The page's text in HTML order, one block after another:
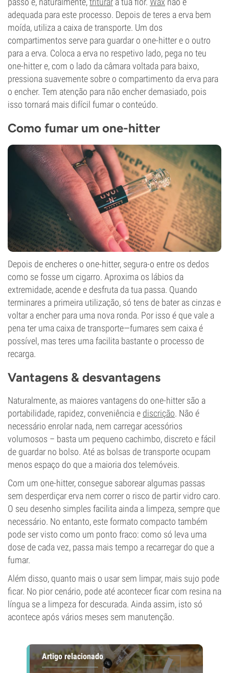
adequada para este processo. Depois de teres a erva bem
moída, utiliza a caixa de transporte. Um dos
compartimentos serve para guardar o one-hitter e o outro
para a erva. Coloca a erva no respetivo lado, pega no teu
one-hitter e, com o lado da câmara voltada para baixo,
pressiona suavemente sobre o compartimento da erva para
o encher. Tem atenção para não encher demasiado, pois
isso tornará mais difícil fumar o conteúdo.
Como fumar um one-hitter
Depois de encheres o one-hitter, segura-o entre os dedos
como se fosse um cigarro. Aproxima os lábios da
extremidade, acende e desfruta da tua passa. Quando
terminares a primeira utilização, só tens de bater as cinzas e
voltar a encher para uma nova ronda. Por isso é que vale a
pena ter uma caixa de transporte—fumares sem caixa é
possível, mas teres uma facilita bastante o processo de
recarga.
Vantagens & desvantagens
Naturalmente, as maiores vantagens do one-hitter são a
portabilidade, rapidez, conveniência e discrição. Não é
necessário enrolar nada, nem carregar acessórios
volumosos – basta um pequeno cachimbo, discreto e fácil
de guardar no bolso. Até as bolsas de transporte ocupam
menos espaço do que a maioria dos telemóveis.
Com um one-hitter, consegue saborear algumas passas
sem desperdiçar erva nem correr o risco de partir vidro caro.
O seu desenho simples facilita ainda a limpeza, sempre que
necessário. No entanto, este formato compacto também
pode ser visto como um ponto fraco: como só leva uma
dose de cada vez, passa mais tempo a recarregar do que a
fumar.
Além disso, quanto mais o usar sem limpar, mais sujo pode
ficar. No pior cenário, pode até acontecer ficar com resina na
língua se a limpeza for descurada. Ainda assim, isto só
acontece após vários meses sem manutenção.
Artigo relacionado